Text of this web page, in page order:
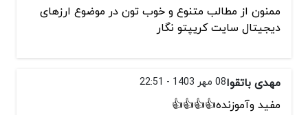
ممنون از مطالب متنوع و خوب تون در موضوع ارزهای
دیجیتال سایت کریپتو نگار
مهدی باتقوا08 مهر 1403 - 22:51
مفید وآموزنده👍👍👍👍